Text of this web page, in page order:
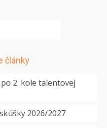
články
2. kole talentovej
2026/2027